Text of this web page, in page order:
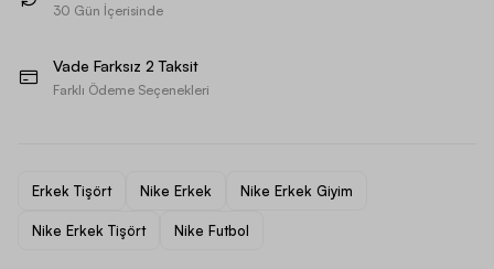
30 Gün İçerisinde
Vade Farksız 2 Taksit
Farklı Ödeme Seçenekleri
Erkek Tişört Nike Erkek Nike Erkek Giyim
Nike Erkek Tişört Nike Futbol